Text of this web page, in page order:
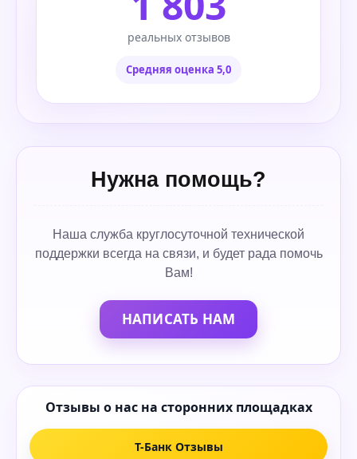
реальных отзывов
Средняя оценка 5,0
Нужна помощь?
Наша служба круглосуточной технической
поддержки всегда на связи, и будет рада помочь
Вам!
НАПИСАТЬ НАМ
Отзывы о нас на сторонних площадках
Т-Банк Отзывы